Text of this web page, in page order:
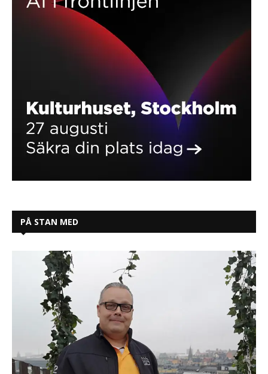
PÅ STAN MED